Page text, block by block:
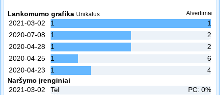
Lankomumo grafika Unikalūs Atvertimai
2021-03-02 1
1
2020-07-08
2
1
2020-04-28
2
1
2020-04-25
6
1
2020-04-23
4
1
Naršymo įrenginiai
2021-03-02
PC: 0%
Tel